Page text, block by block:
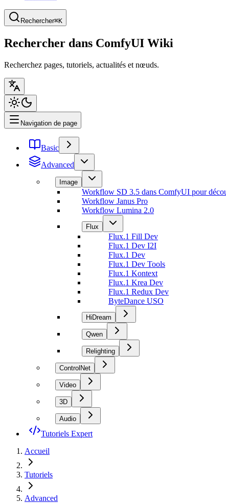
Rechercher⌘K
Rechercher dans ComfyUI Wiki
Recherchez pages, tutoriels, actualités et nœuds.
Navigation de page
Basic
Advanced
Image
Workflow SD 3.5 dans ComfyUI pour
Workflow Janus Pro
Workflow Lumina 2.0
Flux
Flux.1 Fill Dev
Flux.1 Dev I2I
Flux.1 Dev
Flux.1 Dev Tools
Flux.1 Kontext
Flux.1 Krea Dev
Flux.1 Redux Dev
ByteDance USO
HiDream
Qwen
Relighting
ControlNet
Video
3D
Audio
Tutoriels Expert
Accueil
Tutoriels
Advanced